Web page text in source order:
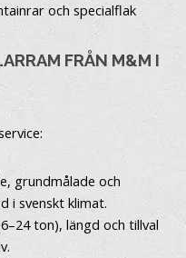
och specialflak
FRÅN M&M I
grundmålade och
i svenskt klimat.
ton), längd och tillval